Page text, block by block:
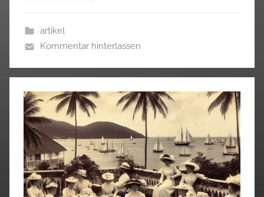
artikel
Kommentar hinterlassen